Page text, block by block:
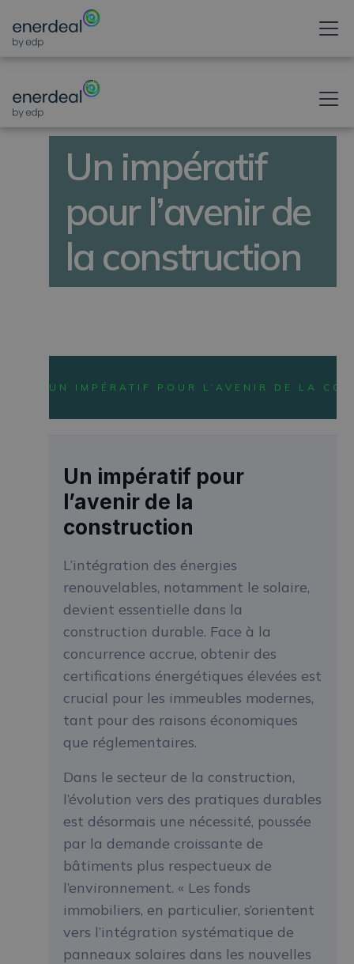
ARTICLE D'ACTUALITÉ
Un impératif
pour l’avenir de
la construction
UN IMPÉRATIF POUR L’AVENIR DE LA
Un impératif pour
l’avenir de la
construction
L’intégration des énergies
renouvelables, notamment le solaire,
devient essentielle dans la
construction durable. Face à la
concurrence accrue, obtenir des
certifications énergétiques élevées est
crucial pour les immeubles modernes,
tant pour des raisons économiques
que réglementaires.
Dans le secteur de la construction,
l’évolution vers des pratiques durables
est désormais une nécessité, poussée
par la demande croissante de
bâtiments plus respectueux de
l’environnement. « Les fonds
immobiliers, en particulier, s’orientent
vers l’intégration systématique de
panneaux solaires dans les nouvelles